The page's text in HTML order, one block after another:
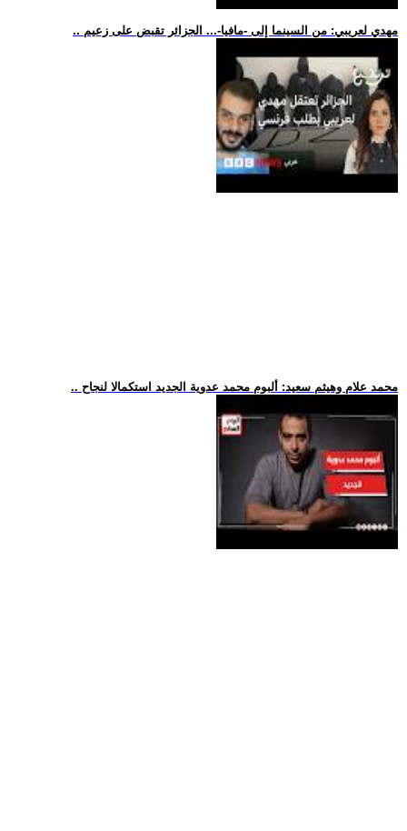
.. مهدي لعريبي: من السينما إلى -مافيا-... الجزائر تقبض على زعيم
.. محمد علام وهيثم سعيد: ألبوم محمد عدوية الجديد استكمالا لنجاح